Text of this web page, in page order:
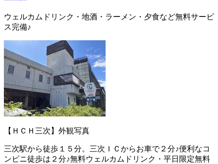
ウェルカムドリンク・地酒・ラーメン・夕食など無料サービ
ス完備♪
【ＨＣＨ三次】外観写真
三次駅から徒歩１５分。三次ＩＣからお車で２分♪便利なコ
ンビニ徒歩は２分♪無料ウェルカムドリンク・平日限定無料